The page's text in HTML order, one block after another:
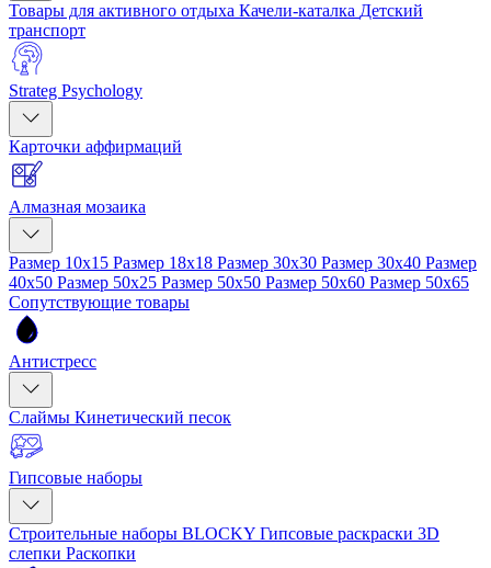
Товары для активного отдыха Качели-каталка Детский
транспорт
Strateg Psychology
Карточки аффирмаций
Алмазная мозаика
Размер 10x15 Размер 18x18 Размер 30x30 Размер 30x40 Размер
40x50 Размер 50x25 Размер 50x50 Размер 50x60 Размер 50x65
Сопутствующие товары
Антистресс
Слаймы Кинетический песок
Гипсовые наборы
Строительные наборы BLOCKY Гипсовые раскраски 3D
слепки Раскопки